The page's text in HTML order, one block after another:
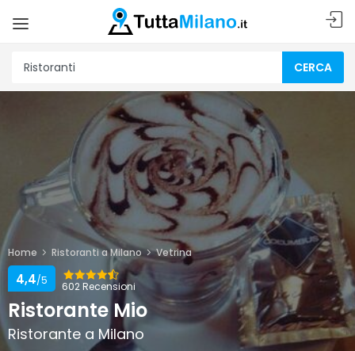
CERCA
Home Ristoranti a Milano Vetrina
602 Recensioni
4,4/5
Ristorante Mio
Ristorante a Milano